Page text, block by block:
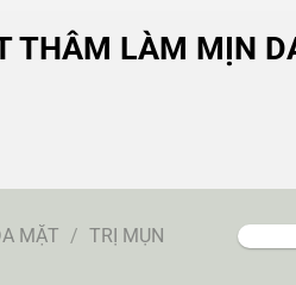
THÂM LÀM MỊN
MẶT / TRỊ MỤN